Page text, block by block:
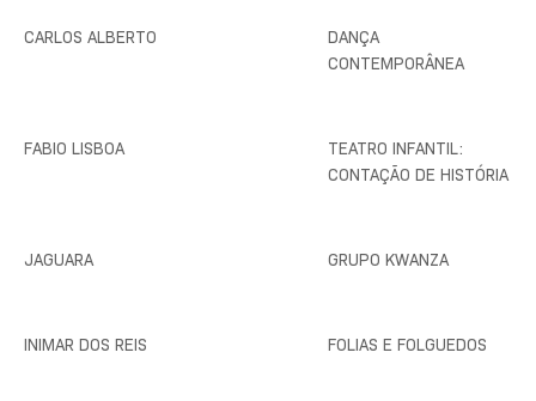
CARLOS ALBERTO
DANÇA
CONTEMPORÂNEA
FABIO LISBOA
TEATRO INFANTIL:
CONTAÇÃO DE HISTÓRIA
JAGUARA GRUPO KWANZA
INIMAR DOS REIS FOLIAS E FOLGUEDOS